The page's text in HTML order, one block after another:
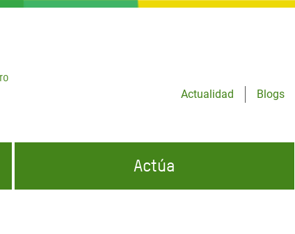
Actualidad
Blogs
Actúa